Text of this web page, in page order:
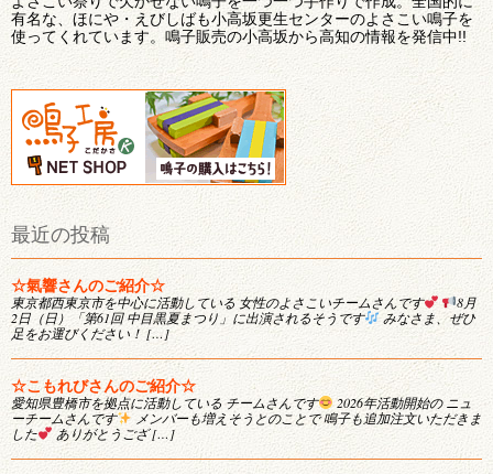
有名な、ほにや・えびしばも小高坂更生センターのよさこい鳴子を
使ってくれています。鳴子販売の小高坂から高知の情報を発信中!!
最近の投稿
☆氣響さんのご紹介☆
東京都西東京市を中心に活動している 女性のよさこいチームさんです
8月
2日（日）「第61回 中目黒夏まつり」に出演されるそうです
みなさま、ぜひ
足をお運びください！ […]
☆こもれびさんのご紹介☆
愛知県豊橋市を拠点に活動している チームさんです
2026年活動開始の ニュ
ーチームさんです
メンバーも増えそうとのことで 鳴子も追加注文いただきま
した
ありがとうござ […]